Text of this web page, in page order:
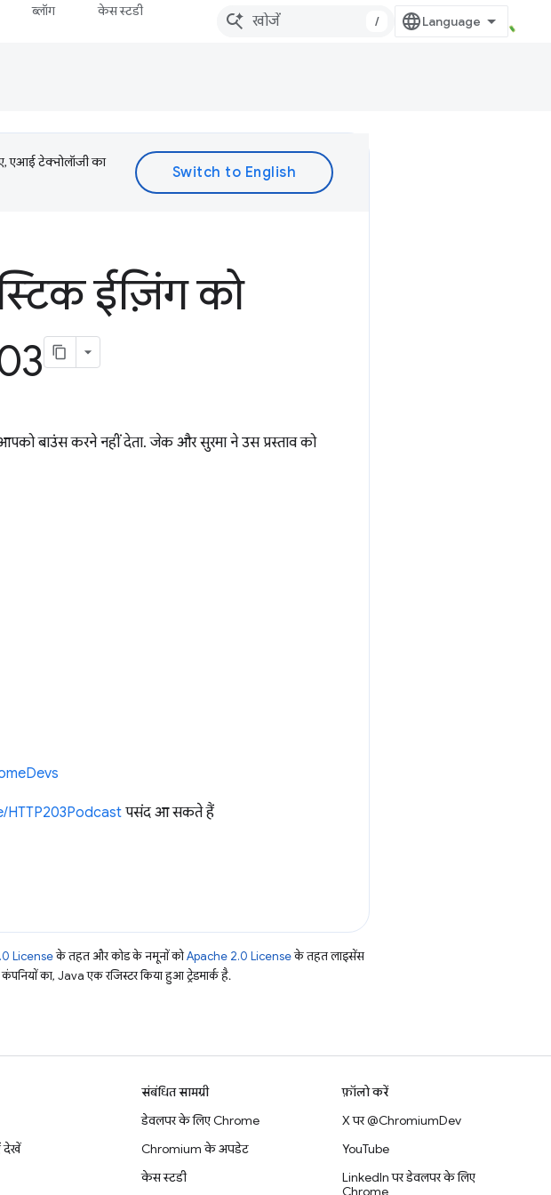
ब्लॉग केस स्टडी
/
एआई टेक्नोलॉजी का
ईज़िंग को
करने नहीं देता. जेक और सुरमा ने उस प्रस्ताव को
HTTP203Podcast पसंद आ सकते हैं
Licenseके तहत और कोड के नमूनों कोApache 2.0 Licenseके तहत लाइसेंस
का, Java एक रजिस्टर किया हुआ ट्रेडमार्क है.
देखें
संबंधित सामग्री
डेवलपर के लिए Chrome
Chromium के अपडेट
केस स्टडी
फ़ॉलो करें
X पर @ChromiumDev
YouTube
LinkedIn पर डेवलपर के लिए
Chrome